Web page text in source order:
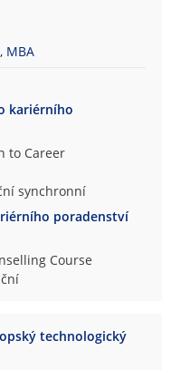
MBA
kariérního
to Career
synchronní
poradenství
Course
technologický